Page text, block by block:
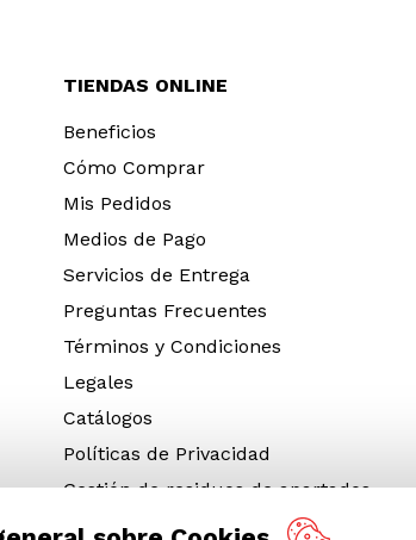
TIENDAS ONLINE
Beneficios
Cómo Comprar
Mis Pedidos
Medios de Pago
Servicios de Entrega
Preguntas Frecuentes
Términos y Condiciones
Legales
Catálogos
Políticas de Privacidad
Gestión de residuos de apartados